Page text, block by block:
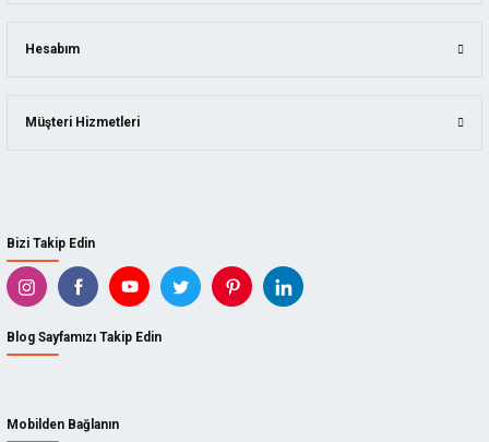
Bizi Takip Edin
Blog Sayfamızı Takip Edin
Mobilden Bağlanın
Hesabım
Müşteri Hizmetleri